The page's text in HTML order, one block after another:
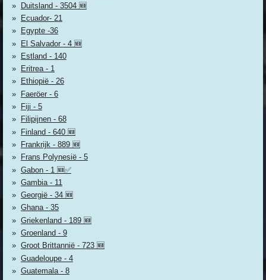
Duitsland - 3504 🆕
Ecuador- 21
Egypte -36
El Salvador - 4 🆕
Estland - 140
Eritrea - 1
Ethiopië - 26
Faeröer - 6
Fiji - 5
Filipijnen - 68
Finland - 640 🆕
Frankrijk - 889 🆕
Frans Polynesië - 5
Gabon - 1 🆕✅
Gambia - 11
Georgië - 34 🆕
Ghana - 35
Griekenland - 189 🆕
Groenland - 9
Groot Brittannië - 723 🆕
Guadeloupe - 4
Guatemala - 8